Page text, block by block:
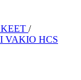
/
VAKIO HCS